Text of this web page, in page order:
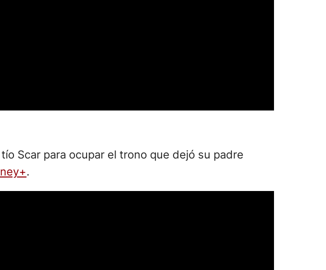
Scar para ocupar el trono que dejó su padre
.